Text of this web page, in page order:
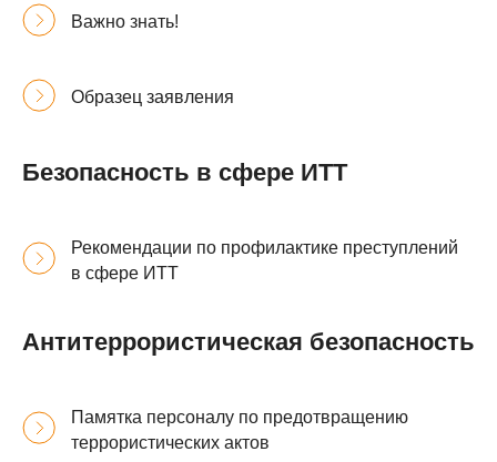
Важно знать!
Образец заявления
Безопасность в сфере ИТТ
Рекомендации по профилактике преступлений
в сфере ИТТ
Антитеррористическая безопасность
Памятка персоналу по предотвращению
террористических актов